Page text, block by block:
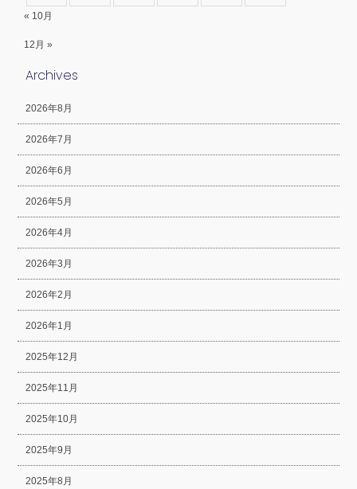
« 10月
12月 »
Archives
2026年8月
2026年7月
2026年6月
2026年5月
2026年4月
2026年3月
2026年2月
2026年1月
2025年12月
2025年11月
2025年10月
2025年9月
2025年8月